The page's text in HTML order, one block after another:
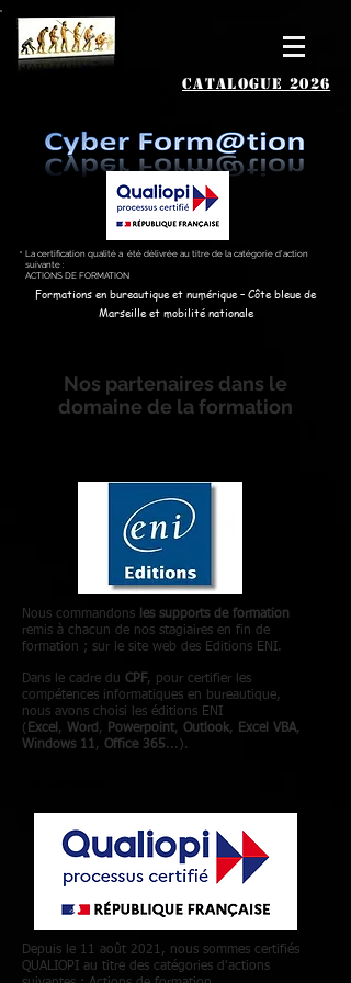
catalogue 2026
La certification qualité a été délivrée au titre de la catégorie d’action
suivante :
ACTIONS DE FORMATION
Formations en bureautique et numérique – Côte bleue de
Marseille et mobilité nationale
Nos partenaires dans le
domaine de la formation
Nous commandons les supports de formation
remis à chacun de nos stagiaires en fin de
formation ; sur le site web des Editions ENI.
Dans le cadre du CPF, pour certifier les
compétences informatiques en bureautique,
nous avons choisi les éditions ENI
( Excel , Word , Powerpoint, Outlook, Excel VBA,
Windows 11, Office 365...).
Depuis le 11 août 2021, nous sommes certifiés
QUALIOPI au titre des catégories d'actions